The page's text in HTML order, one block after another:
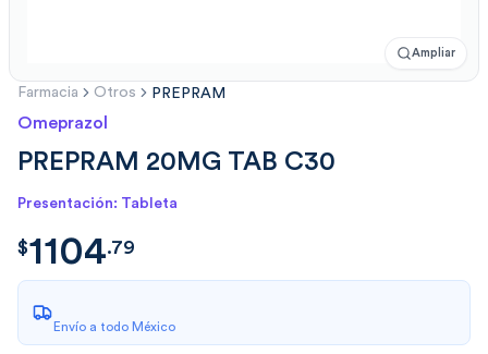
Ampliar
Farmacia Otros PREPRAM
Omeprazol
PREPRAM 20MG TAB C30
Presentación: Tableta
$1104.7911
$1104.79
Envío a todo México